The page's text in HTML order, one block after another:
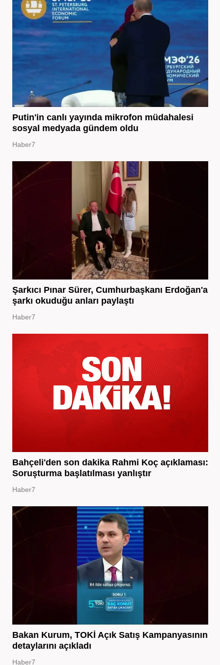
Putin'in canlı yayında mikrofon müdahalesi
sosyal medyada gündem oldu
Haber7
Şarkıcı Pınar Sürer, Cumhurbaşkanı Erdoğan'a
şarkı okuduğu anları paylaştı
Haber7
Bahçeli'den son dakika Rahmi Koç açıklaması:
Soruşturma başlatılması yanlıştır
Haber7
Bakan Kurum, TOKİ Açık Satış Kampanyasının
detaylarını açıkladı
Haber7